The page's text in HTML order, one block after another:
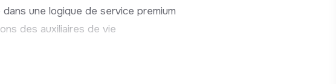
une logique de service premium
des auxiliaires de vie